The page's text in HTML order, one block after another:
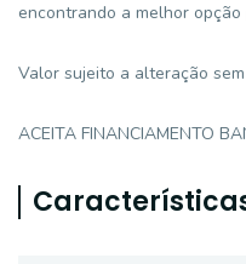
encontrando a melhor
Valor sujeito a alteração
ACEITA FINANCIAMENTO